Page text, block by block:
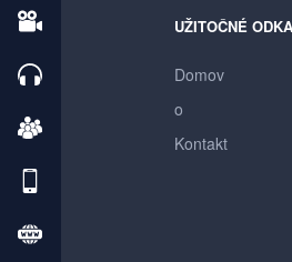
UŽITOČNÉ
Domov
o
Kontakt